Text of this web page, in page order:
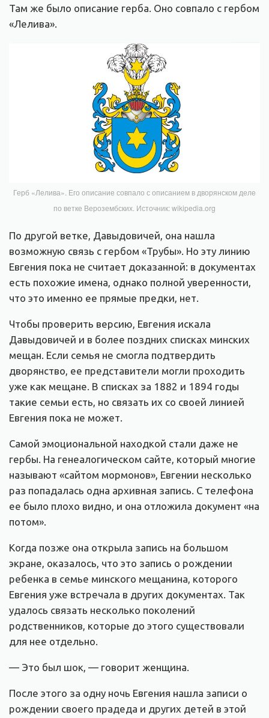
Там же было описание герба. Оно совпало с гербом
«Лелива».
Герб «Лелива». Его описание совпало с описанием в дворянском деле
по ветке Верозембских. Источник: wikipedia.org
По другой ветке, Давыдовичей, она нашла
возможную связь с гербом «Трубы». Но эту линию
Евгения пока не считает доказанной: в документах
есть похожие имена, однако полной уверенности,
что это именно ее прямые предки, нет.
Чтобы проверить версию, Евгения искала
Давыдовичей и в более поздних списках минских
мещан. Если семья не смогла подтвердить
дворянство, ее представители могли проходить
уже как мещане. В списках за 1882 и 1894 годы
такие семьи есть, но связать их со своей линией
Евгения пока не может.
Самой эмоциональной находкой стали даже не
гербы. На генеалогическом сайте, который многие
называют «сайтом мормонов», Евгении несколько
раз попадалась одна архивная запись. С телефона
ее было плохо видно, и она отложила документ «на
потом».
Когда позже она открыла запись на большом
экране, оказалось, что это запись о рождении
ребенка в семье минского мещанина, которого
Евгения уже встречала в других документах. Так
удалось связать несколько поколений
родственников, которые до этого существовали
для нее отдельно.
— Это был шок, — говорит женщина.
После этого за одну ночь Евгения нашла записи о
рождении своего прадеда и других детей в этой